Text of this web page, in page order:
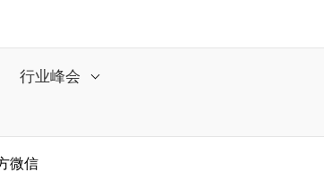
行业峰会
微信